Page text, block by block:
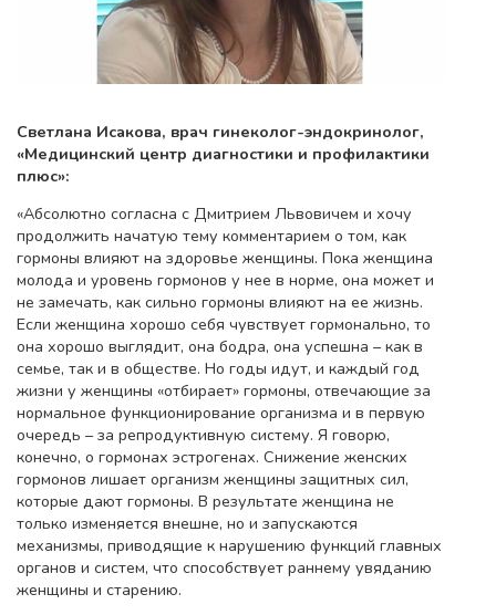
Светлана Исакова, врач гинеколог-эндокринолог,
«Медицинский центр диагностики и профилактики
плюс»:
«Абсолютно согласна с Дмитрием Львовичем и хочу
продолжить начатую тему комментарием о том, как
гормоны влияют на здоровье женщины. Пока женщина
молода и уровень гормонов у нее в норме, она может и
не замечать, как сильно гормоны влияют на ее жизнь.
Если женщина хорошо себя чувствует гормонально, то
она хорошо выглядит, она бодра, она успешна – как в
семье, так и в обществе. Но годы идут, и каждый год
жизни у женщины «отбирает» гормоны, отвечающие за
нормальное функционирование организма и в первую
очередь – за репродуктивную систему. Я говорю,
конечно, о гормонах эстрогенах. Снижение женских
гормонов лишает организм женщины защитных сил,
которые дают гормоны. В результате женщина не
только изменяется внешне, но и запускаются
механизмы, приводящие к нарушению функций главных
органов и систем, что способствует раннему увяданию
женщины и старению.